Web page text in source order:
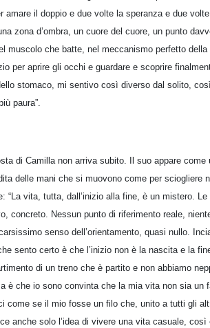
amare il doppio e due volte la speranza e due
zona d’ombra, un cuore del cuore, un punto
muscolo che batte, nel meccanismo perfetto
per aprire gli occhi e guardare e scoprire
stomaco, mi sentivo così diverso dal solito,
paura”.
di Camilla non arriva subito. Il suo appare
delle mani che si muovono come per sciogliere
“La vita, tutta, dall’inizio alla fine, è un mistero.
concreto. Nessun punto di riferimento reale,
senso dell’orientamento, quasi nullo.
sento certo è che l’inizio non è la nascita e la
di un treno che è partito e non abbiamo
è che io sono convinta che la mia vita non sia
come se il mio fosse un filo che, unito a tutti gli
anche solo l’idea di vivere una vita casuale,